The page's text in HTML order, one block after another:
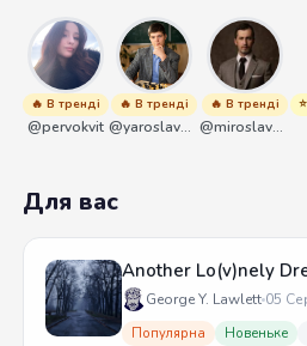
🔥 В тренді
@pervokvit
🔥 В тренді
@yaroslavbrunko
🔥 В тренді
@miroslavmaniyk
Для вас
Another Lo(v)nely
George Y. Lawlett 05
Популярна Новеньке